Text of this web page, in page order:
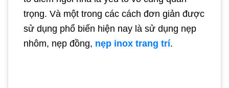
trọng. Và một trong các cách đơn giản được
sử dụng phổ biến hiện nay là sử dụng nẹp
nhôm, nẹp đồng, nẹp inox trang trí.